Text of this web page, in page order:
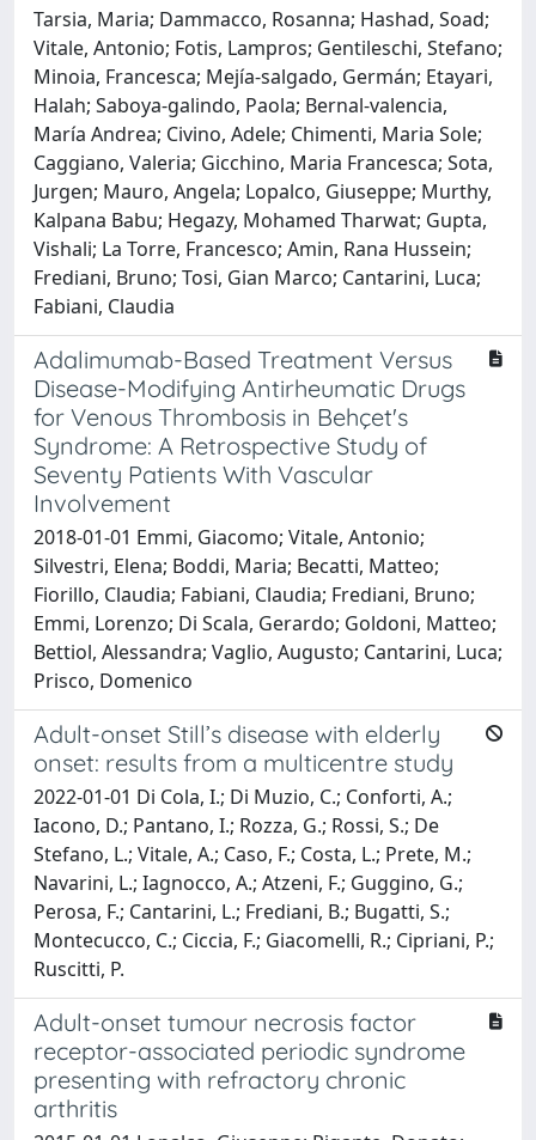
Tarsia, Maria; Dammacco, Rosanna; Hashad, Soad;
Vitale, Antonio; Fotis, Lampros; Gentileschi, Stefano;
Minoia, Francesca; Mejía‐salgado, Germán; Etayari,
Halah; Saboya‐galindo, Paola; Bernal‐valencia,
María Andrea; Civino, Adele; Chimenti, Maria Sole;
Caggiano, Valeria; Gicchino, Maria Francesca; Sota,
Jurgen; Mauro, Angela; Lopalco, Giuseppe; Murthy,
Kalpana Babu; Hegazy, Mohamed Tharwat; Gupta,
Vishali; La Torre, Francesco; Amin, Rana Hussein;
Frediani, Bruno; Tosi, Gian Marco; Cantarini, Luca;
Fabiani, Claudia
Adalimumab-Based Treatment Versus
Disease-Modifying Antirheumatic Drugs
for Venous Thrombosis in Behçet's
Syndrome: A Retrospective Study of
Seventy Patients With Vascular
Involvement
2018-01-01 Emmi, Giacomo; Vitale, Antonio;
Silvestri, Elena; Boddi, Maria; Becatti, Matteo;
Fiorillo, Claudia; Fabiani, Claudia; Frediani, Bruno;
Emmi, Lorenzo; Di Scala, Gerardo; Goldoni, Matteo;
Bettiol, Alessandra; Vaglio, Augusto; Cantarini, Luca;
Prisco, Domenico
Adult-onset Still’s disease with elderly
onset: results from a multicentre study
2022-01-01 Di Cola, I.; Di Muzio, C.; Conforti, A.;
Iacono, D.; Pantano, I.; Rozza, G.; Rossi, S.; De
Stefano, L.; Vitale, A.; Caso, F.; Costa, L.; Prete, M.;
Navarini, L.; Iagnocco, A.; Atzeni, F.; Guggino, G.;
Perosa, F.; Cantarini, L.; Frediani, B.; Bugatti, S.;
Montecucco, C.; Ciccia, F.; Giacomelli, R.; Cipriani, P.;
Ruscitti, P.
Adult-onset tumour necrosis factor
receptor-associated periodic syndrome
presenting with refractory chronic
arthritis